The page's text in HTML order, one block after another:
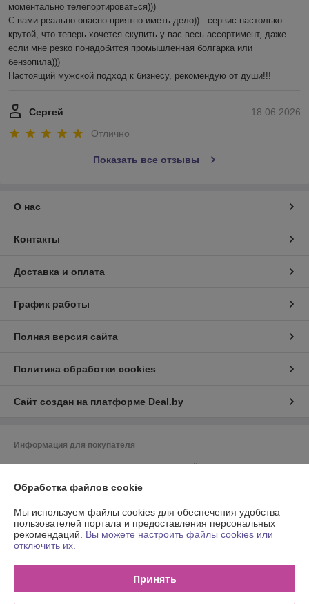
моментально телепортироваться)))
С вами реально опасно-приятно иметь дело)) : сервис настолько
крутой, что теперь хочется скупить у вас весь ассортимент, даже
если мне резко понадобится промышленная болгарка или
бензопила)))
Настоящий мужской подход к бизнесу, рекомендую от души!!!
18.06.2026
Сергей
Отлично
Показать все отзывы
О нас
Контакты
Доставка и оплата
График работы
Полная версия сайта
Политика обработки cookies
Сайт создан на платформе Deal.by
Информация для покупателя
Юридическое лицо:Общество с Ограниченной Ответственностью
Республика Беларусь, 220055, г. Минск, ул. Каменногорская, д. 47, пом.
Регистрационный номер ЕГР: 194002114
УНП: 194002114
Регистрационный орган: Минский горисполком
Дата регистрации компании: 26.05.2026
Обработка файлов cookie
Мы используем файлы cookies для обеспечения удобства
пользователей портала и предоставления персональных
рекомендаций. Вы можете настроить файлы cookies или
отключить их.
Принять